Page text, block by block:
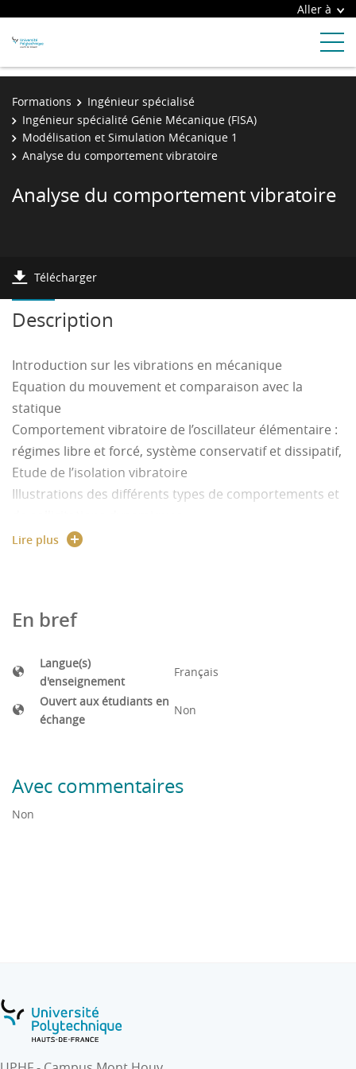
Aller à
Formations
Ingénieur spécialisé
Ingénieur spécialité Génie Mécanique (FISA)
Modélisation et Simulation Mécanique 1
Analyse du comportement vibratoire
Analyse du comportement vibratoire
Télécharger
Description
Introduction sur les vibrations en mécanique
Equation du mouvement et comparaison avec la
statique
Comportement vibratoire de l’oscillateur élémentaire :
régimes libre et forcé, système conservatif et dissipatif,
Etude de l’isolation vibratoire
Illustrations des différents types de comportements et
Etude du comportement vibratoire d’un système
mécaniques à plusieurs ddl – Utilisation de la MEF
avec ANSYS
Lire plus
En bref
Langue(s)
d'enseignement
Français
Ouvert aux étudiants en
échange
Non
Avec commentaires
Non